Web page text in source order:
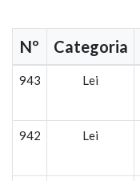
Nº Categoria
943 Lei
942 Lei